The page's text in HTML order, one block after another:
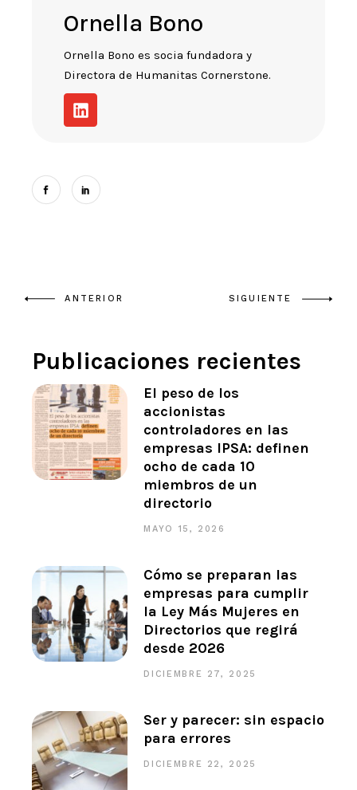
Ornella Bono
Ornella Bono es socia fundadora y
Directora de Humanitas Cornerstone.
ANTERIOR SIGUIENTE
Publicaciones recientes
El peso de los
accionistas
controladores en las
empresas IPSA: definen
ocho de cada 10
miembros de un
directorio
MAYO 15, 2026
Cómo se preparan las
empresas para cumplir
la Ley Más Mujeres en
Directorios que regirá
desde 2026
DICIEMBRE 27, 2025
Ser y parecer: sin espacio
para errores
DICIEMBRE 22, 2025